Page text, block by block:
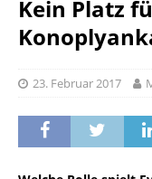
Kein Platz
23. Februar 2017